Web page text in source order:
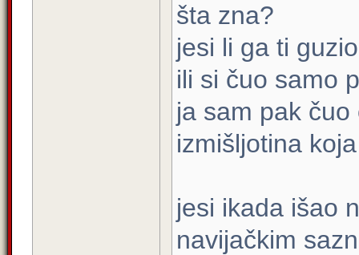
šta zna?
jesi li ga ti
ili si čuo samo
ja sam pak
izmišljotina
jesi ikada išao
navijačkim